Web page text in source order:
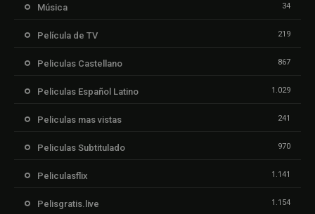
Música 34
Película de TV 219
Peliculas Castellano 867
Peliculas Español Latino 1.029
Peliculas mas vistas 241
Peliculas Subtitulado 970
Peliculasflix 1.141
Pelisgratis.live 1.154